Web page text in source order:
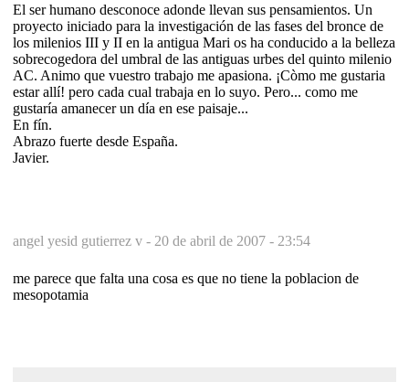
El ser humano desconoce adonde llevan sus pensamientos. Un
proyecto iniciado para la investigación de las fases del bronce de
los milenios III y II en la antigua Mari os ha conducido a la belleza
sobrecogedora del umbral de las antiguas urbes del quinto milenio
AC. Animo que vuestro trabajo me apasiona. ¡Còmo me gustaria
estar allí! pero cada cual trabaja en lo suyo. Pero... como me
gustaría amanecer un día en ese paisaje...
En fín.
Abrazo fuerte desde España.
Javier.
angel yesid gutierrez v - 20 de abril de 2007 - 23:54
me parece que falta una cosa es que no tiene la poblacion de
mesopotamia